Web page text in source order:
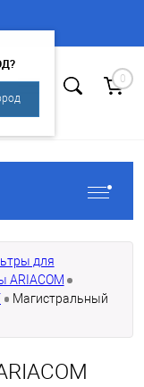
0
для
ARIACOM
Магистральный